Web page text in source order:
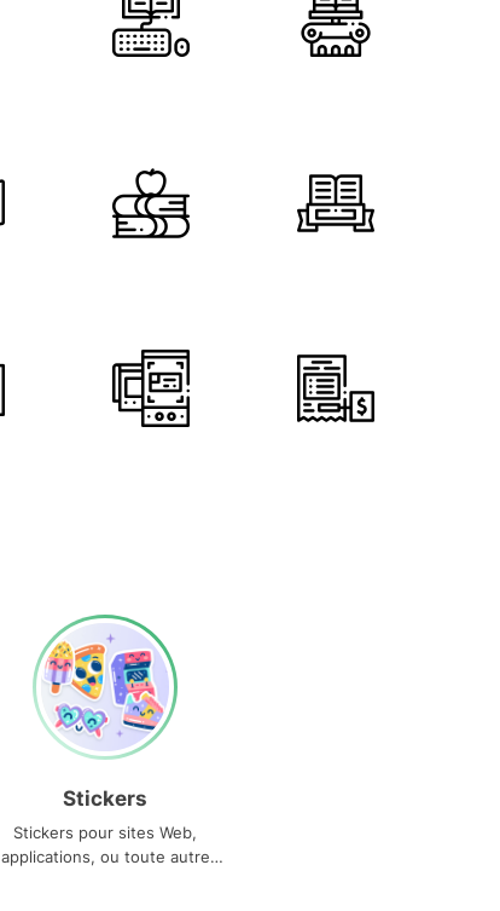
Stickers
Stickers pour sites Web,
applications, ou toute autre